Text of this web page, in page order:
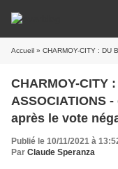
Accueil » CHARMOY-CITY : DU BON USAGE
CHARMOY-CITY
ASSOCIATIONS
après le vote
Publié le 10/11/2021 à
Par Claude Speranza